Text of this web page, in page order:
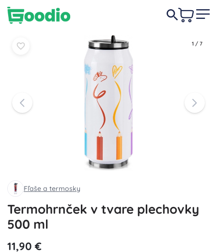
1 / 7
Fľaše a termosky
Termohrnček v tvare plechovky
500 ml
11,90 €
11,90 € Do košíka